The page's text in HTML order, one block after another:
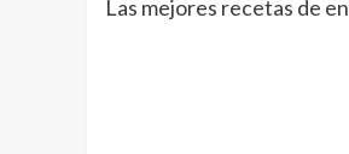
Las mejores recetas de